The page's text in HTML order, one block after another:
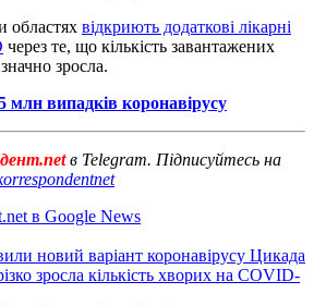
областях відкриють додаткові лікарні
через те, що кількість завантажених
зросла.
млн випадків коронавірусу
в Telegram. Підписуйтесь на
в Google News
новий варіант коронавірусу Цикада
зросла кількість хворих на COVID-